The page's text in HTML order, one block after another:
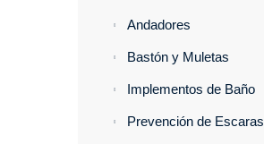
Andadores
Bastón y Muletas
Implementos de Baño
Prevención de Escaras